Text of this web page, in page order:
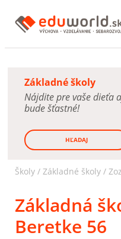
Základné školy
Nájdite pre vaše dieťa
bude šťastné!
HĽADAJ
Školy / Základné školy /
Základná
Beretke 56